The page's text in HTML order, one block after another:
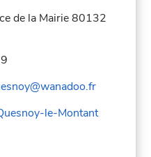
de la Mairie 80132
le-Montant